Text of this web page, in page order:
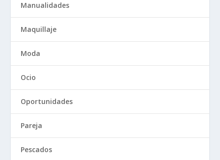
Manualidades
Maquillaje
Moda
Ocio
Oportunidades
Pareja
Pescados